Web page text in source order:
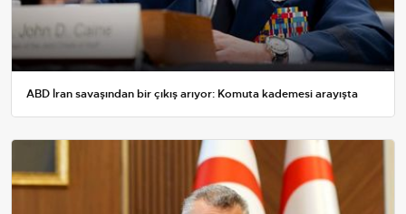
ABD İran savaşından bir çıkış arıyor: Komuta kademesi arayışta